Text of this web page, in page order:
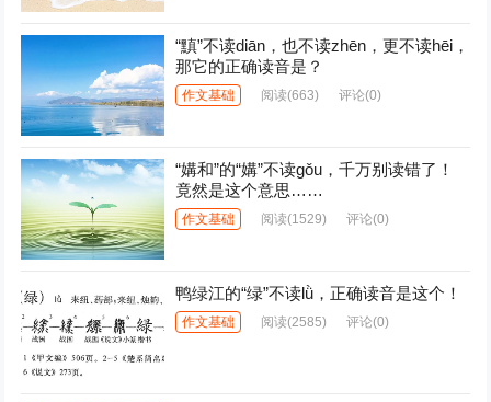
“黰”不读diān，也不读zhēn，更不读hēi，
那它的正确读音是？
作文基础 阅读(663) 评论(0)
“媾和”的“媾”不读gǒu，千万别读错了！
竟然是这个意思……
作文基础 阅读(1529) 评论(0)
鸭绿江的“绿”不读lǜ，正确读音是这个！
作文基础 阅读(2585) 评论(0)